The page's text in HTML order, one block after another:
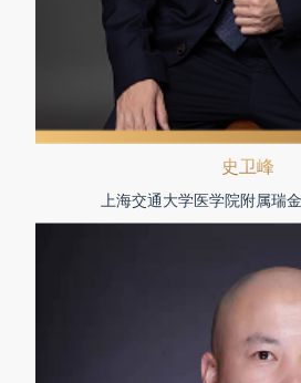
史卫峰
上海交通大学医学院附属瑞